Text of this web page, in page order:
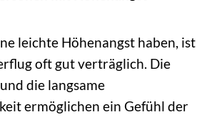
leichte Höhenangst haben, ist
oft gut verträglich. Die
die langsame
ermöglichen ein Gefühl der